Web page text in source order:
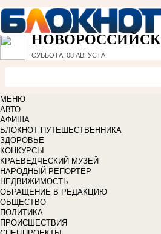
НОВОРОССИЙСК
СУББОТА, 08 АВГУСТА
МЕНЮ
АВТО
АФИША
БЛОКНОТ ПУТЕШЕСТВЕННИКА
ЗДОРОВЬЕ
КОНКУРСЫ
КРАЕВЕДЧЕСКИЙ МУЗЕЙ
НАРОДНЫЙ РЕПОРТЁР
НЕДВИЖИМОСТЬ
ОБРАЩЕНИЕ В РЕДАКЦИЮ
ОБЩЕСТВО
ПОЛИТИКА
ПРОИСШЕСТВИЯ